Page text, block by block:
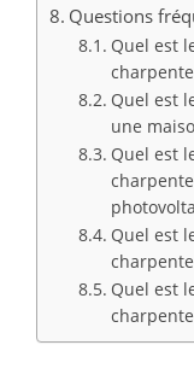
Questions
Quel est
Quel est
une
Quel est
Quel est
Quel est